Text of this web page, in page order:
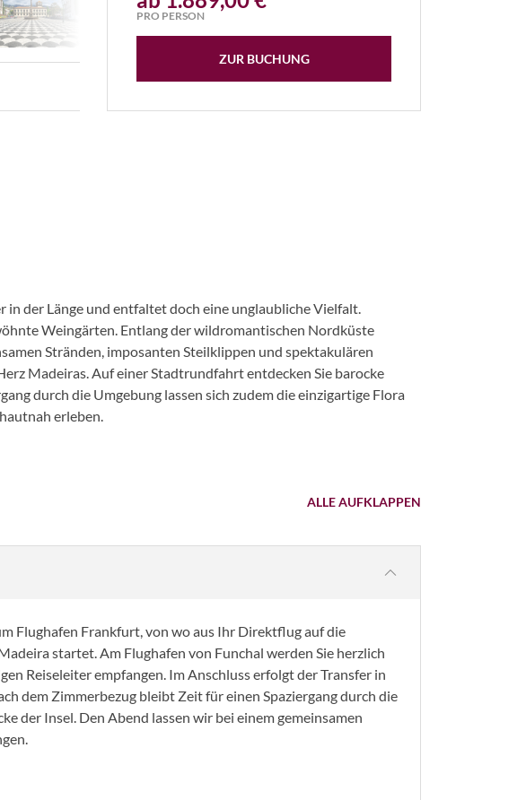
PRO PERSON
ZUR BUCHUNG
der Länge und entfaltet doch eine unglaubliche Vielfalt.
Weingärten. Entlang der wildromantischen Nordküste
Stränden, imposanten Steilklippen und spektakulären
Madeiras. Auf einer Stadtrundfahrt entdecken Sie barocke
durch die Umgebung lassen sich zudem die einzigartige Flora
erleben.
ALLE AUFKLAPPEN
Flughafen Frankfurt, von wo aus Ihr Direktflug auf die
startet. Am Flughafen von Funchal werden Sie herzlich
Reiseleiter empfangen. Im Anschluss erfolgt der Transfer in
dem Zimmerbezug bleibt Zeit für einen Spaziergang durch die
der Insel. Den Abend lassen wir bei einem gemeinsamen